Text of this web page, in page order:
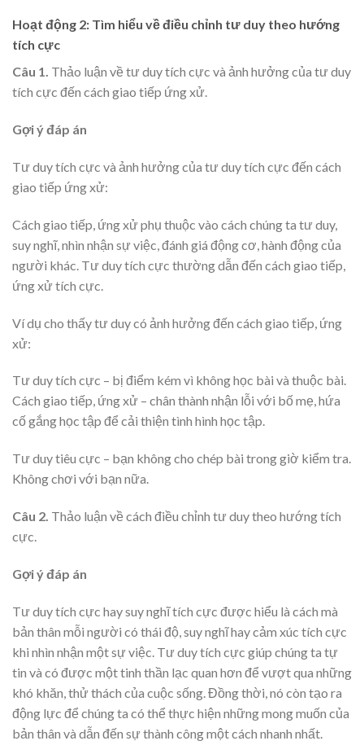
Hoạt động 2: Tìm hiểu về điều chỉnh tư duy theo hướng
tích cực
Câu 1. Thảo luận về tư duy tích cực và ảnh hưởng của tư duy
tích cực đến cách giao tiếp ứng xử.
Gợi ý đáp án
Tư duy tích cực và ảnh hưởng của tư duy tích cực đến cách
giao tiếp ứng xử:
Cách giao tiếp, ứng xử phụ thuộc vào cách chúng ta tư duy,
suy nghĩ, nhìn nhận sự việc, đánh giá động cơ, hành động của
người khác. Tư duy tích cực thường dẫn đến cách giao tiếp,
ứng xử tích cực.
Ví dụ cho thấy tư duy có ảnh hưởng đến cách giao tiếp, ứng
xử:
Tư duy tích cực – bị điểm kém vì không học bài và thuộc bài.
Cách giao tiếp, ứng xử – chân thành nhận lỗi với bố mẹ, hứa
cố gắng học tập để cải thiện tình hình học tập.
Tư duy tiêu cực – bạn không cho chép bài trong giờ kiểm tra.
Không chơi với bạn nữa.
Câu 2. Thảo luận về cách điều chỉnh tư duy theo hướng tích
cực.
Gợi ý đáp án
Tư duy tích cực hay suy nghĩ tích cực được hiểu là cách mà
bản thân mỗi người có thái độ, suy nghĩ hay cảm xúc tích cực
khi nhìn nhận một sự việc. Tư duy tích cực giúp chúng ta tự
tin và có được một tinh thần lạc quan hơn để vượt qua những
khó khăn, thử thách của cuộc sống. Đồng thời, nó còn tạo ra
động lực để chúng ta có thể thực hiện những mong muốn của
bản thân và dẫn đến sự thành công một cách nhanh nhất.